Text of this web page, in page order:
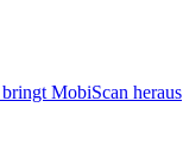
MobiScan heraus